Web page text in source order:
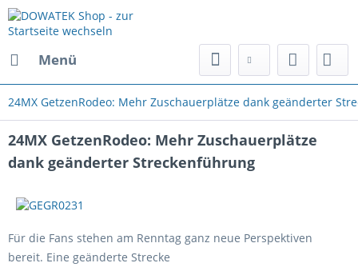
Menü
24MX GetzenRodeo: Mehr Zuschauerplätze dank geänderter
24MX GetzenRodeo: Mehr Zuschauerplätze
dank geänderter Streckenführung
Für die Fans stehen am Renntag ganz neue Perspektiven
bereit. Eine geänderte Strecke